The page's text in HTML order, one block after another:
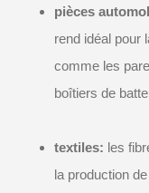
pièces
rend idéal pour
comme les
boîtiers de
textiles: les
la production